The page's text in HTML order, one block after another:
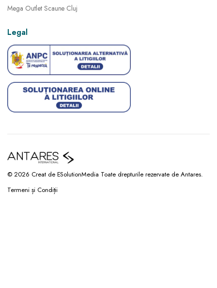
Mega Outlet Scaune Cluj
Legal
© 2026 Creat de ESolutionMedia Toate drepturile rezervate de Antares.
Termeni și Condiții